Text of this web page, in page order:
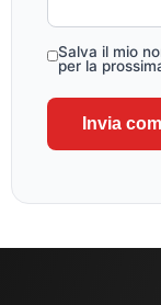
Salva il mio
per la